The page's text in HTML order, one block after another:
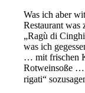
Was ich aber
Restaurant was
„Ragù di
was ich
… mit frischen
Rotweinsoße …
rigati“